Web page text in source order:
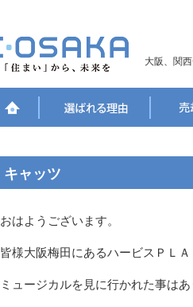
大阪、関
キャッツ
おはようございます。
皆様大阪梅田にあるハービスＰＬ
ミュージカルを見に行かれた事はあ